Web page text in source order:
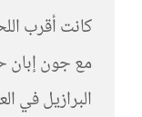
كانت أقرب
مع جون إبان